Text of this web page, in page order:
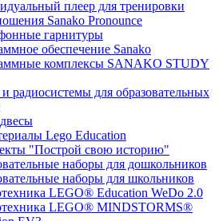
плеер для тренировки
Sanako Pronounce
гарнитуры
обеспечение Sanako
комплексы SANAKO STUDY
радиосистемы для образовательных
Lego Education
"Построй свою историю"
наборы для дошкольников
наборы для школьников
LEGO® Education WeDo 2.0
LEGO® MINDSTORMS®